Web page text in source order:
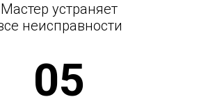
Мастер устраняет
неисправности
05